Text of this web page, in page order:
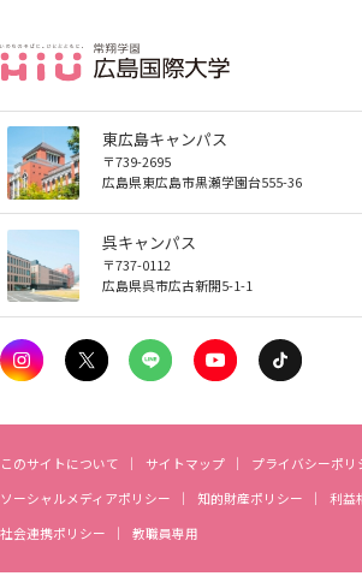
学外からのつかいかた
看護師・保健師国家試験対策
活動とイベント
利用講習会
よくある質問
図書館だより『Library News』
広国LMS
東広島キャンパス
〒739-2695
広島県東広島市黒瀬学園台555-36
呉キャンパス
〒737-0112
広島県呉市広古新開5-1-1
このサイトについて サイトマップ
プライバシーポリ
ソーシャルメディアポリシー
知的財産ポリシー
利益
社会連携ポリシー
教職員専用